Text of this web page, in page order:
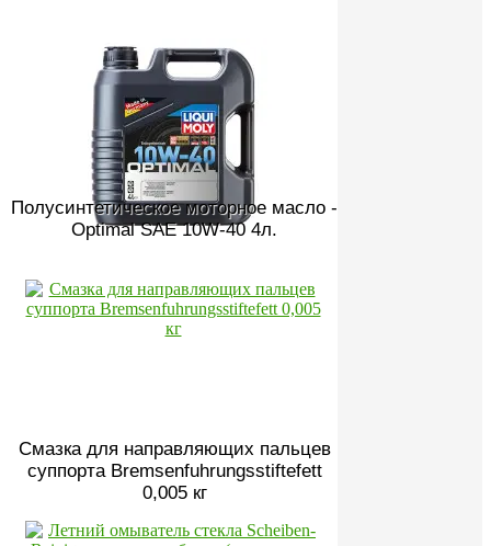
Полусинтетическое моторное масло -
Optimal SAE 10W-40 4л.
Смазка для направляющих пальцев
суппорта Bremsenfuhrungsstiftefett
0,005 кг